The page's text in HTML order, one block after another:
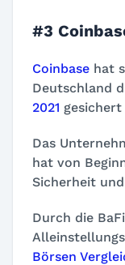
#3
Coinbase hat
Deutschland
2021
Das
hat von
Sicherheit
Durch die
Börsen